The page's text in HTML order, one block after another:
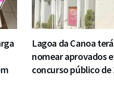
Lagoa da Canoa
nomear aprovados
concurso público de